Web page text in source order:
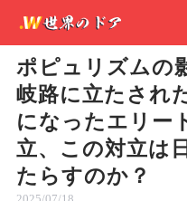
ポピュリズムの
岐路に立たされ
になったエリー
立、この対立は
たらすのか？